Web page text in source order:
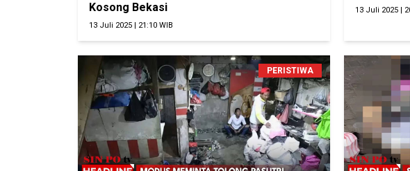
Kosong Bekasi
13 Juli 2025 | 21:10 WIB
13 Juli 2025 |
PERISTIWA